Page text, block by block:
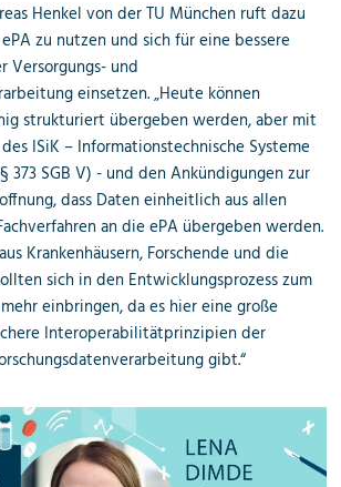
Henkel von der TU München ruft dazu
zu nutzen und sich für eine bessere
und
einsetzen. „Heute können
strukturiert übergeben werden, aber mit
ISiK – Informationstechnische Systeme
373 SGB V) - und den Ankündigungen zur
dass Daten einheitlich aus allen
an die ePA übergeben werden.
Krankenhäusern, Forschende und die
sich in den Entwicklungsprozess zum
einbringen, da es hier eine große
Interoperabilitätprinzipien der
gibt.“